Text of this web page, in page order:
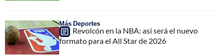
Más Deportes
Revolcón en la NBA: así será el nuevo
formato para el All Star de 2026